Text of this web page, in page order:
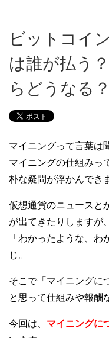
ビットコイ
は誰が払う
らどうなる？
マイニングって言葉は
マイニングの仕組みっ
朴な疑問が浮かんでき
仮想通貨のニュースと
が出てきたりしますが
「わかったような、
じ。
そこで「マイニングに
と思って仕組みや報酬
今回は、 マイニングに